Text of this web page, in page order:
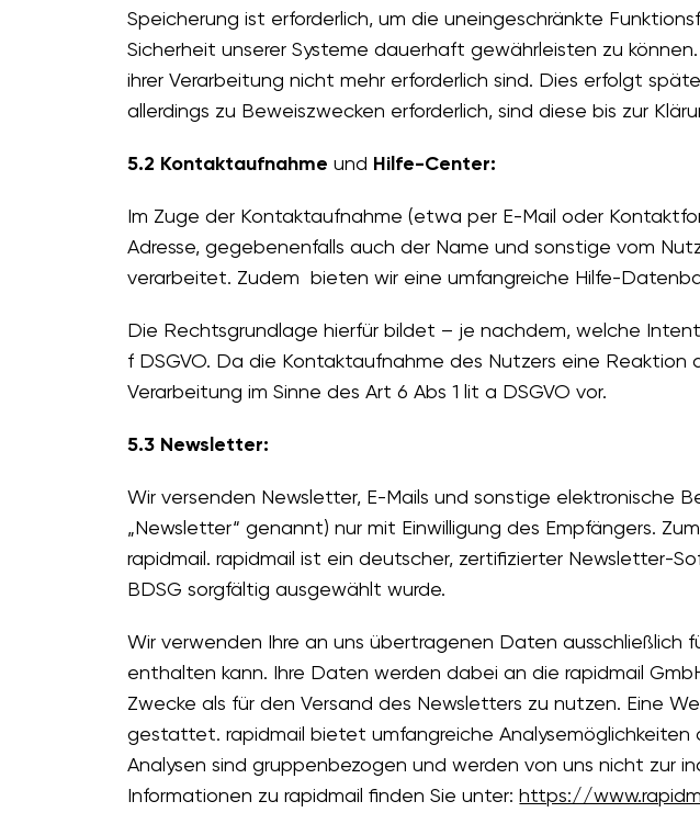
Speicherung ist erforderlich, um die uneingeschränkte
Sicherheit unserer Systeme dauerhaft gewährleisten zu
ihrer Verarbeitung nicht mehr erforderlich sind. Dies erfolgt
allerdings zu Beweiszwecken erforderlich, sind diese bis zur
5.2 Kontaktaufnahme und Hilfe-Center:
Im Zuge der Kontaktaufnahme (etwa per E-Mail oder
Adresse, gegebenenfalls auch der Name und sonstige vom
verarbeitet. Zudem bieten wir eine umfangreiche Hilfe-
Die Rechtsgrundlage hierfür bildet – je nachdem, welche
f DSGVO. Da die Kontaktaufnahme des Nutzers eine Reaktion
Verarbeitung im Sinne des Art 6 Abs 1 lit a DSGVO vor.
5.3 Newsletter:
Wir versenden Newsletter, E-Mails und sonstige elektronische
„Newsletter“ genannt) nur mit Einwilligung des Empfängers.
rapidmail. rapidmail ist ein deutscher, zertifizierter Newsletter-
BDSG sorgfältig ausgewählt wurde.
Wir verwenden Ihre an uns übertragenen Daten
enthalten kann. Ihre Daten werden dabei an die rapidmail
Zwecke als für den Versand des Newsletters zu nutzen. Eine
gestattet. rapidmail bietet umfangreiche
Analysen sind gruppenbezogen und werden von uns nicht zur
Informationen zu rapidmail finden Sie unter:https://